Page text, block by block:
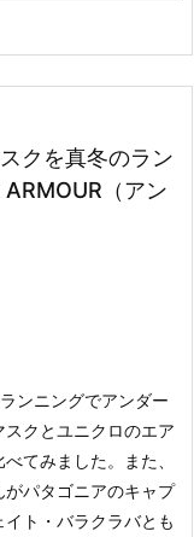
クを真冬のラン
（アン
ンニングでアンダー
クとユニクロのエア
てみました。また、
パタゴニアのキャプ
ト・バラクラバとも